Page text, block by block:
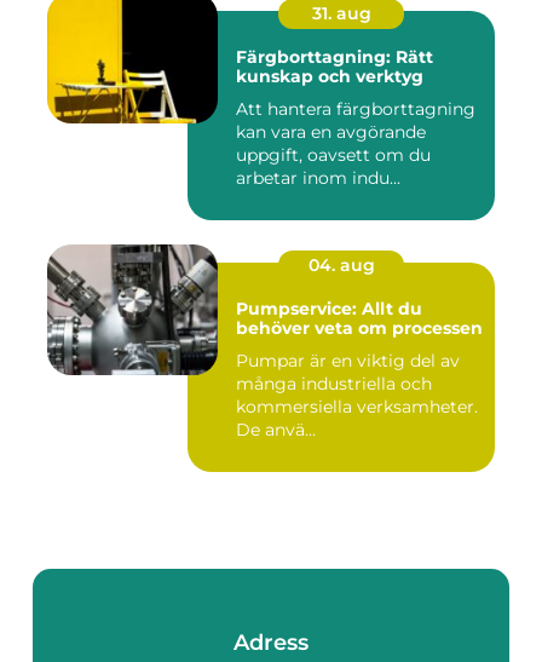
31. aug
Färgborttagning: Rätt
kunskap och verktyg
Att hantera färgborttagning
kan vara en avgörande
uppgift, oavsett om du
arbetar inom indu...
04. aug
Pumpservice: Allt du
behöver veta om processen
Pumpar är en viktig del av
många industriella och
kommersiella verksamheter.
De anvä...
Adress